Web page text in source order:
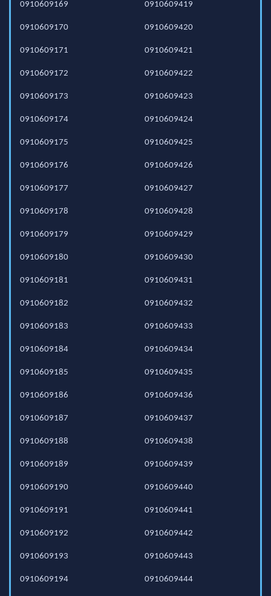
0910609169
0910609170
0910609171
0910609172
0910609173
0910609174
0910609175
0910609176
0910609177
0910609178
0910609179
0910609180
0910609181
0910609182
0910609183
0910609184
0910609185
0910609186
0910609187
0910609188
0910609189
0910609190
0910609191
0910609192
0910609193
0910609194
0910609419
0910609420
0910609421
0910609422
0910609423
0910609424
0910609425
0910609426
0910609427
0910609428
0910609429
0910609430
0910609431
0910609432
0910609433
0910609434
0910609435
0910609436
0910609437
0910609438
0910609439
0910609440
0910609441
0910609442
0910609443
0910609444